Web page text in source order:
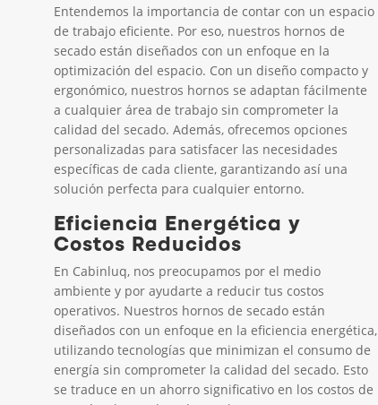
Entendemos la importancia de contar con un espacio
de trabajo eficiente. Por eso, nuestros hornos de
secado están diseñados con un enfoque en la
optimización del espacio. Con un diseño compacto y
ergonómico, nuestros hornos se adaptan fácilmente
a cualquier área de trabajo sin comprometer la
calidad del secado. Además, ofrecemos opciones
personalizadas para satisfacer las necesidades
específicas de cada cliente, garantizando así una
solución perfecta para cualquier entorno.
Eficiencia Energética y
Costos Reducidos
En Cabinluq, nos preocupamos por el medio
ambiente y por ayudarte a reducir tus costos
operativos. Nuestros hornos de secado están
diseñados con un enfoque en la eficiencia energética,
utilizando tecnologías que minimizan el consumo de
energía sin comprometer la calidad del secado. Esto
se traduce en un ahorro significativo en los costos de